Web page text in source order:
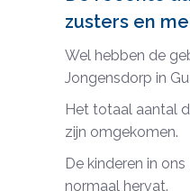
zusters en
Wel hebben de
Jongensdorp in
Het totaal aantal
zijn omgekomen.
De kinderen in
normaal hervat.